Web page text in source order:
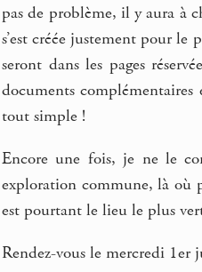
pas de problème, il y aura à
s’est créée justement pour le
seront dans les pages
documents
tout simple !
Encore une fois, je ne le
exploration commune, là où
est pourtant le lieu le plus
Rendez-vous le mercredi